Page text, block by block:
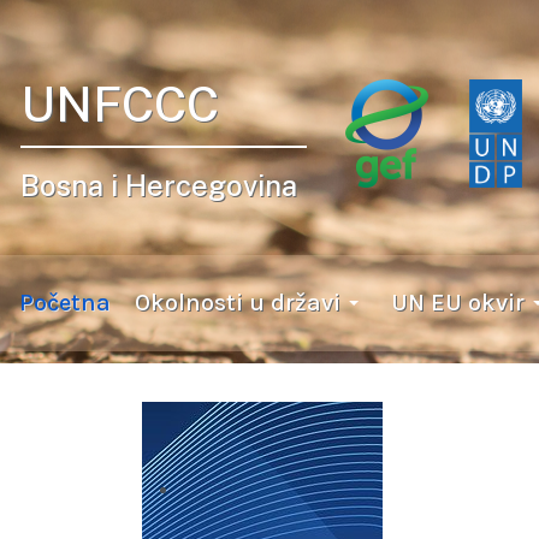
UNFCCC
Bosna i Hercegovina
Početna Okolnosti u državi UN EU okvir